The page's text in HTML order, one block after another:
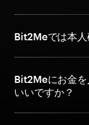
Bit2Meでは本
Bit2Meにお金
いいですか？